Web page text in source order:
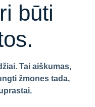
būti
Tai aiškumas,
žmones tada,